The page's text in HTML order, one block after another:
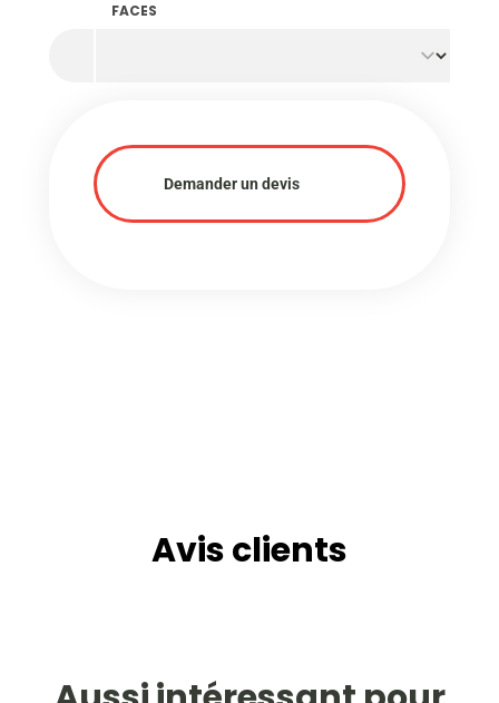
FACES
Demander un devis
Avis clients